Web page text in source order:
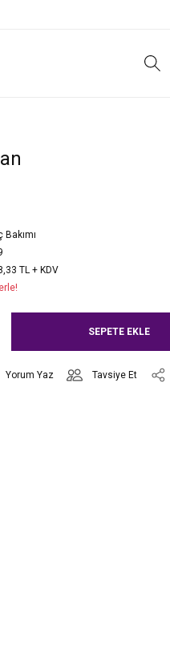
Bakımı
TL + KDV
SEPETE EKLE
Yorum Yaz Tavsiye Et